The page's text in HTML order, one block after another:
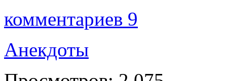
комментариев 9
Анекдоты